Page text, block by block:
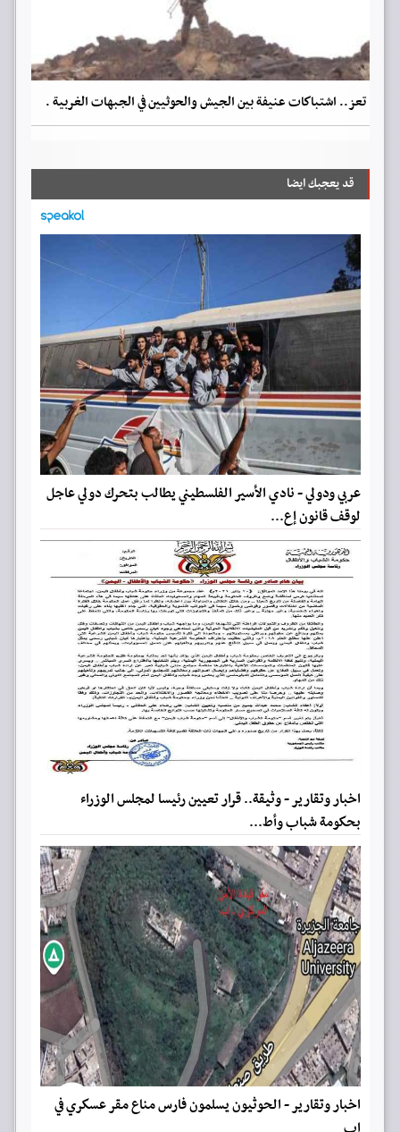
تعز.. اشتباكات عنيفة بين الجيش والحوثيين في الجبهات الغربية .
قد يعجبك ايضا
عربي ودولي - نادي الأسير الفلسطيني يطالب بتحرك دولي عاجل
لوقف قانون إع...
اخبار وتقارير - وثيقة.. قرار تعيين رئيسا لمجلس الوزراء
بحكومة شباب وأط...
اخبار وتقارير - الحوثيون يسلمون فارس مناع مقر عسكري في